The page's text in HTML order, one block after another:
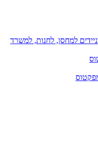
למחסן, לחנות, למשרד